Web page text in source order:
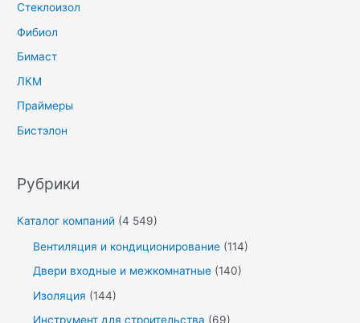
Стеклоизол
Фибиол
Бимаст
ЛКМ
Праймеры
Бистэлон
Рубрики
Каталог компаний (4 549)
Вентиляция и кондиционирование (114)
Двери входные и межкомнатные (140)
Изоляция (144)
Инструмент для строительства (69)